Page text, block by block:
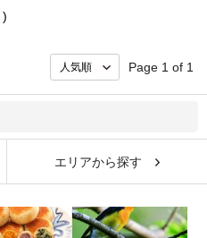
)
Page 1 of 1
エリアから探す